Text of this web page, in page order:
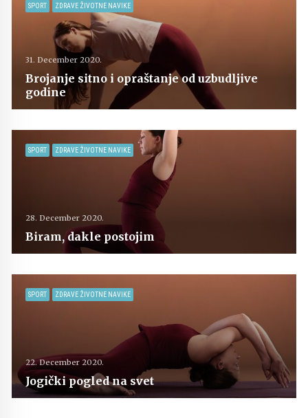
SPORT ZDRAVE ŽIVOTNE NAVIKE
31. December 2020.
Brojanje sitno i opraštanje od uzbudljive
godine
SPORT ZDRAVE ŽIVOTNE NAVIKE
28. December 2020.
Biram, dakle postojim
SPORT ZDRAVE ŽIVOTNE NAVIKE
22. December 2020.
Jogički pogled na svet